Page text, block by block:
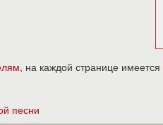
, на каждой странице имеется
песни